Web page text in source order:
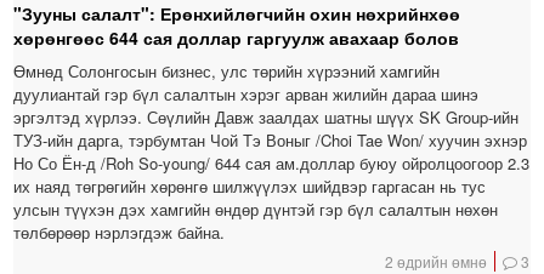
"Зууны салалт": Ерөнхийлөгчийн охин нөхрийнхөө
хөрөнгөөс 644 сая доллар гаргуулж авахаар болов
Өмнөд Солонгосын бизнес, улс төрийн хүрээний хамгийн
дуулиантай гэр бүл салалтын хэрэг арван жилийн дараа шинэ
эргэлтэд хүрлээ. Сөүлийн Давж заалдах шатны шүүх SK Group-ийн
ТУЗ-ийн дарга, тэрбумтан Чой Тэ Воныг /Choi Tae Won/ хуучин эхнэр
Но Со Ён-д /Roh So-young/ 644 сая ам.доллар буюу ойролцоогоор 2.3
их наяд төгрөгийн хөрөнгө шилжүүлэх шийдвэр гаргасан нь тус
улсын түүхэн дэх хамгийн өндөр дүнтэй гэр бүл салалтын нөхөн
төлбөрөөр нэрлэгдэж байна.
2 өдрийн өмнө 3